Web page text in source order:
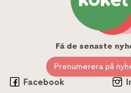
Få de senaste
Prenumerera på
Facebook